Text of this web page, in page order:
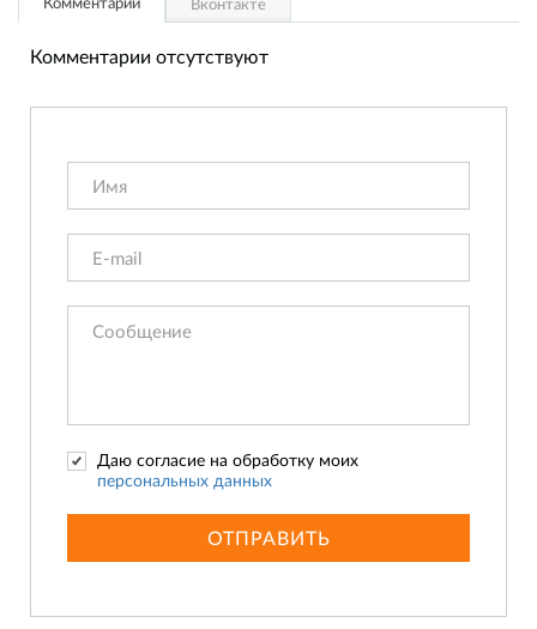
Вконтакте
Комментарии отсутствуют
Даю согласие на обработку моих
персональных данных
ОТПРАВИТЬ